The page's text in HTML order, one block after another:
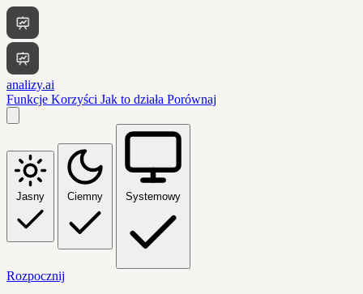
analizy.ai
Funkcje Korzyści Jak to działa Porównaj
Jasny Ciemny Systemowy
Rozpocznij